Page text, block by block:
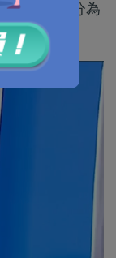
繫。論壇分為
四個部分。